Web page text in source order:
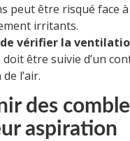
peut être risqué face
irritants.
vérifier la
être suivie d’un
l’air.
des
aspiration